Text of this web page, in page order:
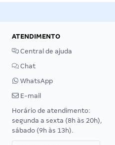
ATENDIMENTO
Central de ajuda
Chat
WhatsApp
E-mail
Horário de atendimento:
segunda a sexta (8h às 20h),
sábado (9h às 13h).